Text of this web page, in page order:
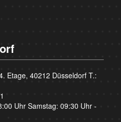
Etage, 40212 Düsseldorf T.:
Uhr Samstag: 09:30 Uhr -